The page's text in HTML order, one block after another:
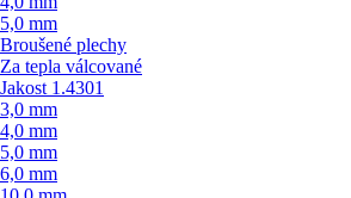
5,0 mm
Broušené plechy
Za tepla válcované
Jakost 1.4301
3,0 mm
4,0 mm
5,0 mm
6,0 mm